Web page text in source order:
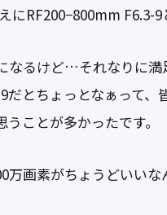
にRF200−800mm F6.3-
なるけど…それなりに満
とちょっとなぁって
ことが多かったです。
万画素がちょうどいい